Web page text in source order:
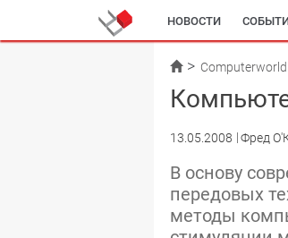
НОВОСТИ
13.05.2008 Фред
В основу
передовых
методы